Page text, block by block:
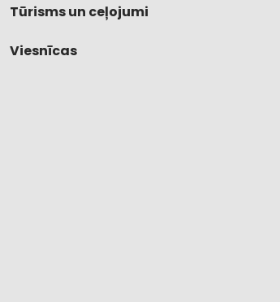
Tūrisms un ceļojumi
Viesnīcas